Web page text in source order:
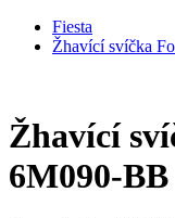
Fiesta
Žhavící svíčka
Žhavící
6M090-BB